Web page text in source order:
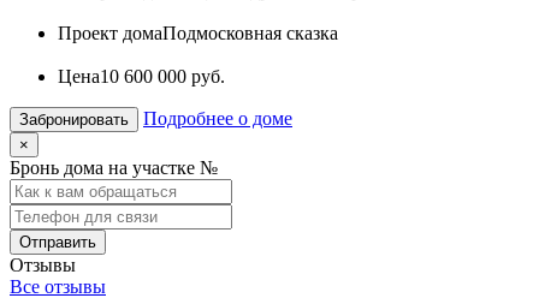
Проект домаПодмосковная сказка
Цена10 600 000 руб.
Забронировать Подробнее о доме
×
Бронь дома на участке №
Отзывы
Все отзывы